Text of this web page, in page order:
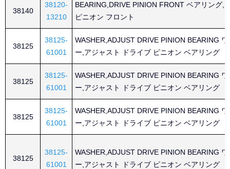
38140
38120-
13210
BEARING,DRIVE PINION FRONT ベアリング,
ピニオン フロント
38125
38125-
61001
WASHER,ADJUST DRIVE PINION BEARING
ー,アジャスト ドライブ ピニオン ベアリング
38125
38125-
61001
WASHER,ADJUST DRIVE PINION BEARING
ー,アジャスト ドライブ ピニオン ベアリング
38125
38125-
61001
WASHER,ADJUST DRIVE PINION BEARING
ー,アジャスト ドライブ ピニオン ベアリング
38125
38125-
61001
WASHER,ADJUST DRIVE PINION BEARING
ー,アジャスト ドライブ ピニオン ベアリング